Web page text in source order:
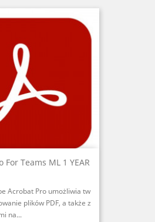
For Teams ML 1 YEAR
Acrobat Pro umożliwia tw
plików PDF, a także z
na...